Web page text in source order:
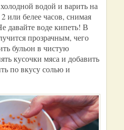
водой и варить на
или белее часов, снимая
давайте воде кипеть! В
прозрачным, чего
бульон в чистую
кусочки мяса и добавить
по вкусу солью и